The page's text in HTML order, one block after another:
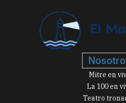
Mitre en
La 100 en
Teatro